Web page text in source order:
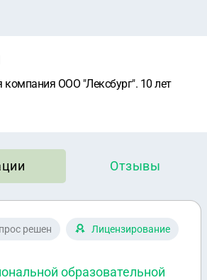
ООО "Лексбург". 10 лет
Отзывы
решен Лицензирование
образовательной